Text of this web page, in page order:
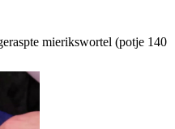
mierikswortel (potje 140